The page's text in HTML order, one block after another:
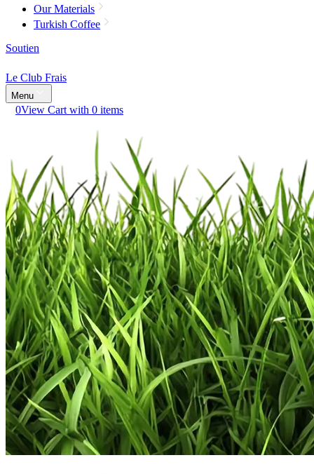
Our Materials
Turkish Coffee
Soutien
Le Club Frais
Menu
0View Cart with 0 items